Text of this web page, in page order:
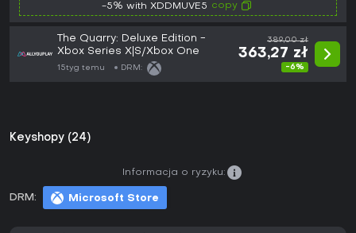
-5% with XDDMUVE5 copy
The Quarry: Deluxe Edition -
Xbox Series X|S/Xbox One
15tyg temu DRM:
389,00 zł
363,27 zł
-6%
Keyshopy (24)
DRM: Microsoft Store
Informacja o ryzyku: